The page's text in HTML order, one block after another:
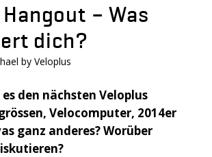
– Was
dich?
by Veloplus
den nächsten Veloplus
Velocomputer, 2014er
ganz anderes? Worüber